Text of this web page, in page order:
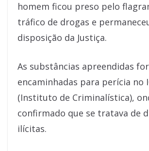
homem ficou preso pelo
tráfico de drogas e
disposição da Justiça.
As substâncias apreendidas
encaminhadas para perícia no
(Instituto de Criminalística),
confirmado que se tratava de
ilícitas.